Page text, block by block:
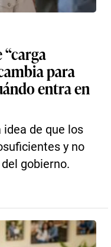
para
entra en
de que los
y no
gobierno.